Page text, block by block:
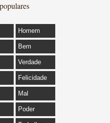
Homem
Bem
Verdade
Felicidade
Mal
Poder